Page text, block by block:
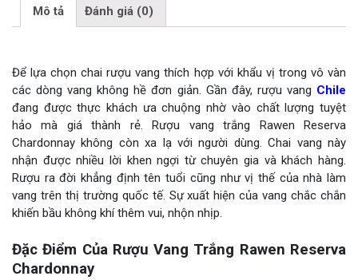
Mô tả Đánh giá (0)
Để lựa chọn chai rượu vang thích hợp với khẩu vị trong vô vàn
các dòng vang không hề đơn giản. Gần đây, rượu vang Chile
đang được thực khách ưa chuộng nhờ vào chất lượng tuyệt
hảo mà giá thành rẻ. Rượu vang trắng Rawen Reserva
Chardonnay không còn xa lạ với người dùng. Chai vang này
nhận được nhiều lời khen ngợi từ chuyên gia và khách hàng.
Rượu ra đời khẳng định tên tuổi cũng như vị thế của nhà làm
vang trên thị trường quốc tế. Sự xuất hiện của vang chắc chắn
khiến bầu không khí thêm vui, nhộn nhịp.
Đặc Điểm Của Rượu Vang Trắng Rawen Reserva
Chardonnay